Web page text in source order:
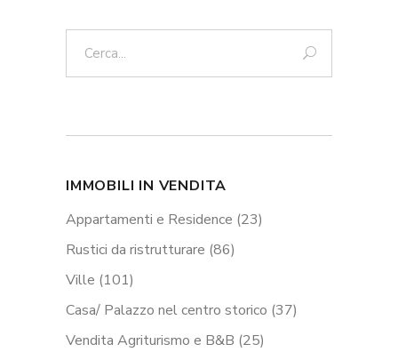
IMMOBILI IN VENDITA
Appartamenti e Residence (23)
Rustici da ristrutturare (86)
Ville (101)
Casa/ Palazzo nel centro storico (37)
Vendita Agriturismo e B&B (25)